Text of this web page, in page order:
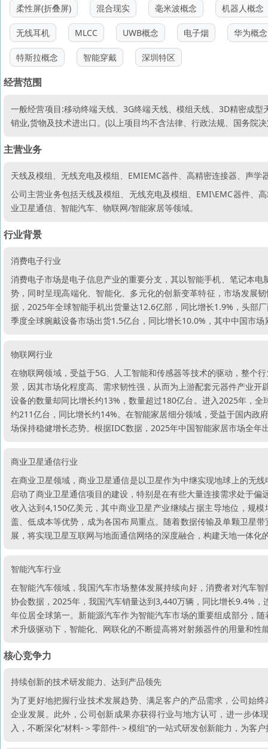
柔性屏(折叠屏) 混合现实 毫米波概念 机器人概念
无线耳机 MLCC UWB概念 电子烟 华为概念
特斯拉概念 智能穿戴 深圳特区
经营范围
一般经营项目:移动终端天线、3G终端天线、模组天线、3D精密成
销业,货物及技术进出口。(以上项目均不含法律、行政法规、国务院
主营业务
天线及模组、无线充电及模组、EMIEMC器件、高精密连接器、声学
公司主营业务包括天线及模组、无线充电及模组、EMI\EMC器件、
业卫星通信、智能汽车、物联网/智能家居等领域。
行业背景
消费电子行业
消费电子市场是电子信息产业的重要分支，其以智能手机、笔记本
势，同时呈现高端化、智能化、多元化的创新变革特征，市场发展
据，2025年全球智能手机出货量达12.6亿部，同比增长1.9%，头部
季度全球腕戴设备市场出货1.5亿台，同比增长10.0%，其中中国市
物联网行业
在物联网领域，受益于5G、人工智能和传感器等技术的驱动，整个
景，因其市场化程度高、需求韧性强，从而为上游配套元器件产业
设备的数量却同比增长约13%，数量超过180亿台。进入2025年，
约211亿台，同比增长约14%。在智能家居细分领域，受益于国内
场保持稳健增长态势。根据IDC数据，2025年中国智能家居市场全年
商业卫星通信行业
在商业卫星领域，商业卫星通信是以卫星作为中继实现地球上的无
启动了商业卫星通信项目的建设，特别是在有些大量连接需求处于
收入达到4,150亿美元，其中商业卫星产业继续占据主导地位，规
盖、低成本等优势，成为各国布局重点。随着数据传输及单颗卫星
展，将实现卫星互联网与地面通信网络的深度融合，构建天地一体
智能汽车行业
在智能汽车领域，我国汽车市场整体发展持续向好，消费者对汽车
协会数据，2025年，我国汽车销量达到3,440万辆，同比增长9.4%
年位居全球第一。新能源汽车作为智能汽车市场的重要组成部分，
术升级驱动下，智能化、网联化的不断提高将对射频器件的用量和性
核心竞争力
持续创新的技术研发能力、达到产品领先
为了更好地把握行业技术发展趋势、满足客户的产品需求，公司始
企业发展。此外，公司创新成果亦获得行业与地方认可，进一步
入，不断深化“材料-＞零部件-＞模组”的一站式研发创新能力，为客